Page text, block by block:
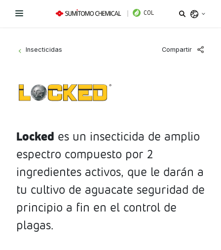
COL
Líneas de Productos
Herbicidas
Insecticidas
PGR y Biorracionales
Sitio institucional
Términos y condiciones de uso
Política de tratamiento de datos personales
InstagramLinkedin
Insecticidas Compartir
Locked es un insecticida de amplio
espectro compuesto por 2
ingredientes activos, que le darán a
tu cultivo de aguacate seguridad de
principio a fin en el control de
plagas.